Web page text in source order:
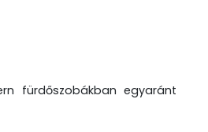
fürdőszobákban egyaránt